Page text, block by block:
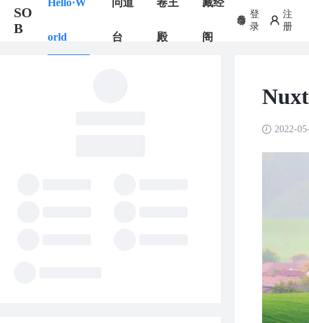
SO
B
Hello·W
orld
问道
台
卷王
殿
藏经
阁
登
录
注
册
2022-